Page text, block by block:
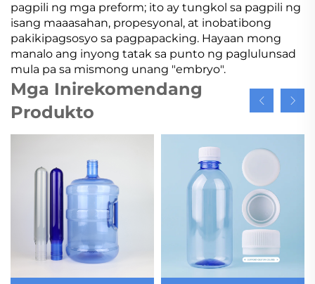
pagpili ng mga preform; ito ay tungkol sa pagpili ng
isang maaasahan, propesyonal, at inobatibong
pakikipagsosyo sa pagpapacking. Hayaan mong
manalo ang inyong tatak sa punto ng paglulunsad
mula pa sa mismong unang "embryo".
Mga Inirekomendang
Produkto